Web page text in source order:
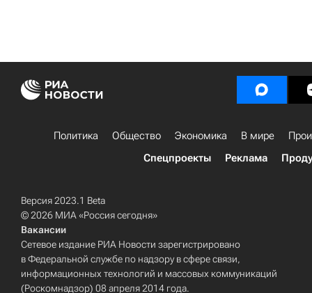
Политика Общество Экономика В мире
Спецпроекты
Реклама
Версия 2023.1 Beta
© 2026 МИА «Россия сегодня»
Вакансии
Сетевое издание РИА Новости зарегистрировано
в Федеральной службе по надзору в сфере связи,
информационных технологий и массовых коммуникаций
(Роскомнадзор) 08 апреля 2014 года.